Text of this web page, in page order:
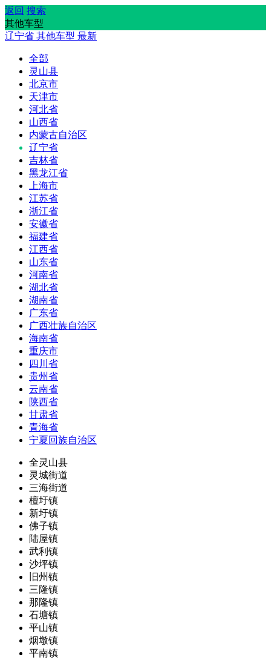
返回 搜索
其他车型
辽宁省 其他车型 最新
全部
灵山县
北京市
天津市
河北省
山西省
内蒙古自治区
辽宁省
吉林省
黑龙江省
上海市
江苏省
浙江省
安徽省
福建省
江西省
山东省
河南省
湖北省
湖南省
广东省
广西壮族自治区
海南省
重庆市
四川省
贵州省
云南省
陕西省
甘肃省
青海省
宁夏回族自治区
全灵山县
灵城街道
三海街道
檀圩镇
新圩镇
佛子镇
陆屋镇
武利镇
沙坪镇
旧州镇
三隆镇
那隆镇
石塘镇
平山镇
烟墩镇
平南镇